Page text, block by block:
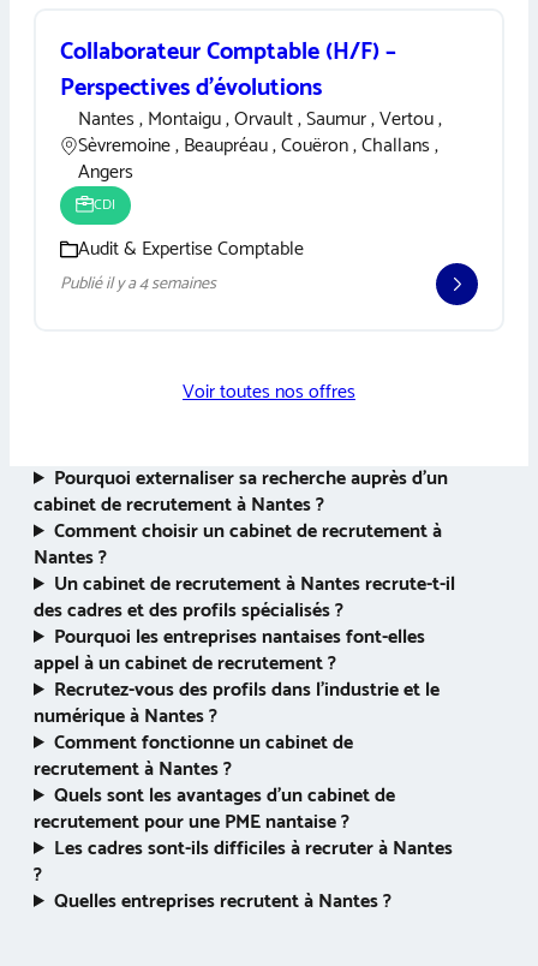
Collaborateur Comptable (H/F) –
Perspectives d’évolutions
Nantes , Montaigu , Orvault , Saumur , Vertou ,
Sèvremoine , Beaupréau , Couëron , Challans ,
Angers
CDI
Audit & Expertise Comptable
Publié il y a 4 semaines
Voir toutes nos offres
Pourquoi externaliser sa recherche auprès d’un
cabinet de recrutement à Nantes ?
Comment choisir un cabinet de recrutement à
Nantes ?
Un cabinet de recrutement à Nantes recrute-t-il
des cadres et des profils spécialisés ?
Pourquoi les entreprises nantaises font-elles
appel à un cabinet de recrutement ?
Recrutez-vous des profils dans l’industrie et le
numérique à Nantes ?
Comment fonctionne un cabinet de
recrutement à Nantes ?
Quels sont les avantages d’un cabinet de
recrutement pour une PME nantaise ?
Les cadres sont-ils difficiles à recruter à Nantes
?
Quelles entreprises recrutent à Nantes ?